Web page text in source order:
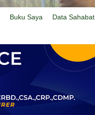
Buku Saya Data Sahabat